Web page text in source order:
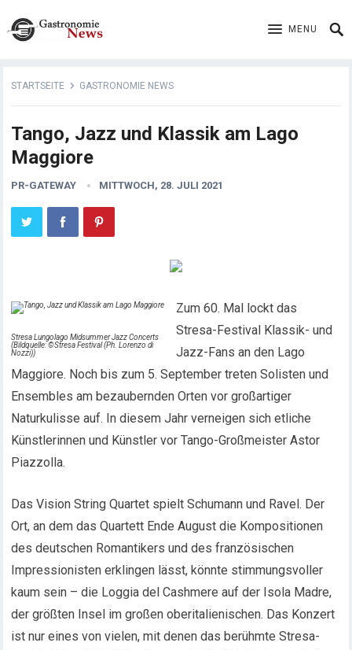
MENU
STARTSEITE GASTRONOMIE NEWS
Tango, Jazz und Klassik am Lago
Maggiore
PR-GATEWAY MITTWOCH, 28. JULI 2021
Stresa Lungolago Midsummer Jazz Concerts
(Bildquelle: ©Stresa Festival (Ph. Lorenzo di
Nozzi))
Zum 60. Mal lockt das
Stresa-Festival Klassik- und
Jazz-Fans an den Lago
Maggiore. Noch bis zum 5. September treten Solisten und
Ensembles am bezaubernden Orten vor großartiger
Naturkulisse auf. In diesem Jahr verneigen sich etliche
Künstlerinnen und Künstler vor Tango-Großmeister Astor
Piazzolla.
Das Vision String Quartet spielt Schumann und Ravel. Der
Ort, an dem das Quartett Ende August die Kompositionen
des deutschen Romantikers und des französischen
Impressionisten erklingen lässt, könnte stimmungsvoller
kaum sein – die Loggia del Cashmere auf der Isola Madre,
der größten Insel im großen oberitalienischen. Das Konzert
ist nur eines von vielen, mit denen das berühmte Stresa-